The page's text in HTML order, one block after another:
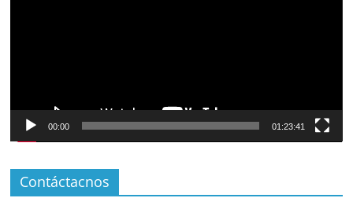
00:00 01:23:41
Contáctacnos